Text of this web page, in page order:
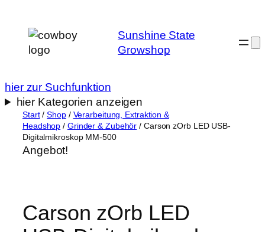
Inhalt
springen
Sunshine State
Growshop
hier zur Suchfunktion
hier Kategorien anzeigen
Start/Shop/ Verarbeitung, Extraktion &
Headshop / Grinder & Zubehör / Carson zOrb LED USB-
Digitalmikroskop MM-500
Angebot!
Carson zOrb LED